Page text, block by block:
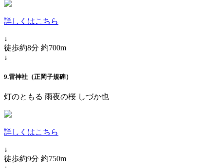
詳しくはこちら
↓
徒歩約8分 約700m
↓
9.雷神社（正岡子規碑）
灯のともる 雨夜の桜 しづか也
詳しくはこちら
↓
徒歩約9分 約750m